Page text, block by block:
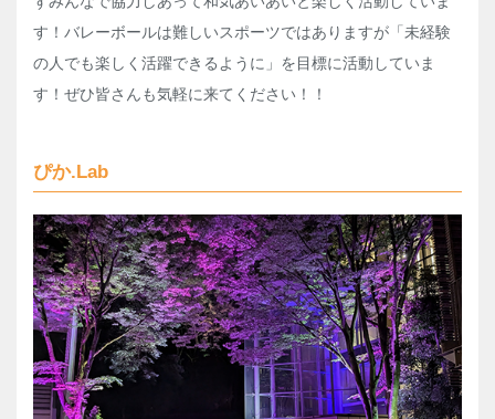
す！バレーボールは難しいスポーツではありますが「未経験
の人でも楽しく活躍できるように」を目標に活動していま
す！ぜひ皆さんも気軽に来てください！！
ぴか.Lab